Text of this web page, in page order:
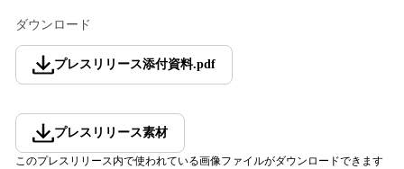
ダウンロード
プレスリリース添付資料.pdf
プレスリリース素材
このプレスリリース内で使われている画像ファイルがダウンロードできます